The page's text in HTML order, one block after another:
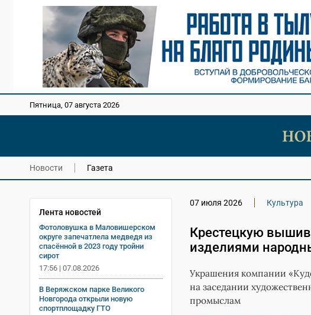
Пятница, 07 августа 2026
Новости Газета
Лента новостей
Фотоловушка в Маловишерском
округе запечатлела медведя из
спасённой в 2023 году тройни
сирот
17:56 | 07.08.2026
В Веряжском парке Великого
Новгорода открыли новую
спортплощадку ГТО
07 июля 2026 Культура
Крестецкую
изделиями
Украшения компании
на заседании
промыслам